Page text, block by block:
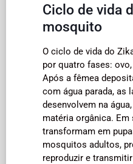
Ciclo de vida
mosquito
O ciclo de vida do
por quatro fases:
Após a fêmea
com água parada, as
desenvolvem na
matéria orgânica. Em
transformam em
mosquitos adultos,
reproduzir e